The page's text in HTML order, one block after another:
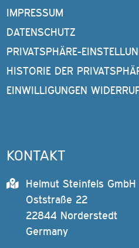
IMPRESSUM
DATENSCHUTZ
PRIVATSPHÄRE-
HISTORIE DER
EINWILLIGUNGEN
KONTAKT
Helmut Steinfels GmbH
Oststraße 22
22844 Norderstedt
Germany